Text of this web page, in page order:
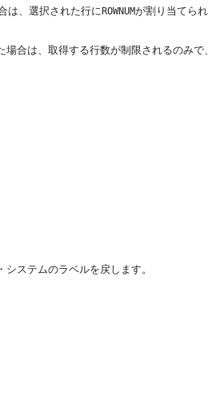
は、選択された行に ROWNUMが割り当てられ
場合は、取得する行数が制限されるのみで、
ステムのラベルを戻します。